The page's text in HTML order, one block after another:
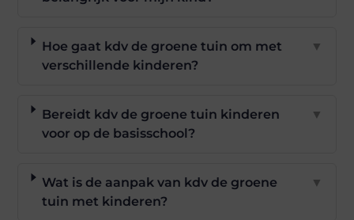
Hoe gaat kdv de groene tuin om met
verschillende kinderen?
▼
Bereidt kdv de groene tuin kinderen
voor op de basisschool?
▼
Wat is de aanpak van kdv de groene
tuin met kinderen?
▼